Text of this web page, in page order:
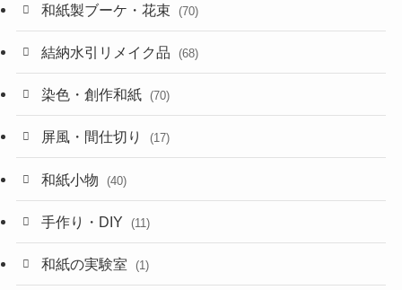
和紙製ブーケ・花束 (70)
結納水引リメイク品 (68)
染色・創作和紙 (70)
屏風・間仕切り (17)
和紙小物 (40)
手作り・DIY (11)
和紙の実験室 (1)